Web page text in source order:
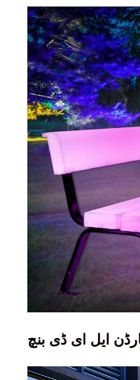
ایل ای ڈی بنچ